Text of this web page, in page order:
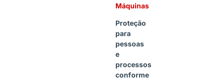
Máquinas
Proteção
para
pessoas
e
processos
conforme